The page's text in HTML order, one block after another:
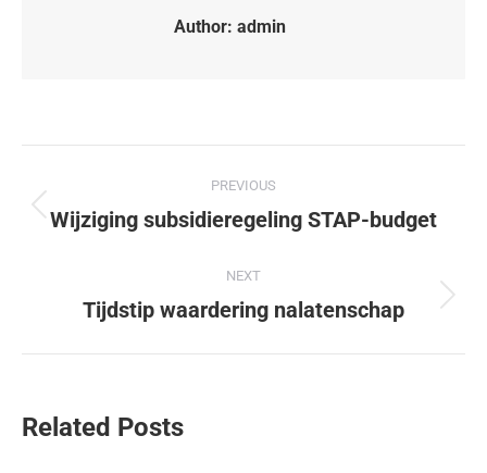
Author: admin
PREVIOUS
Wijziging subsidieregeling STAP-budget
NEXT
Tijdstip waardering nalatenschap
Related Posts